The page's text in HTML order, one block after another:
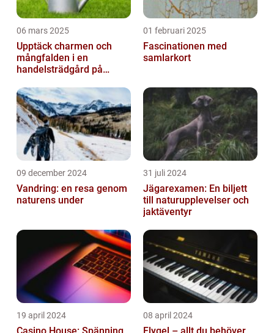
06 mars 2025
Upptäck charmen och
mångfalden i en
handelsträdgård på
01 februari 2025
Fascinationen med
samlarkort
09 december 2024
Vandring: en resa genom
naturens under
31 juli 2024
Jägarexamen: En biljett
till naturupplevelser och
jaktäventyr
19 april 2024
Casino House: Spänning
08 april 2024
Flygel – allt du behöver